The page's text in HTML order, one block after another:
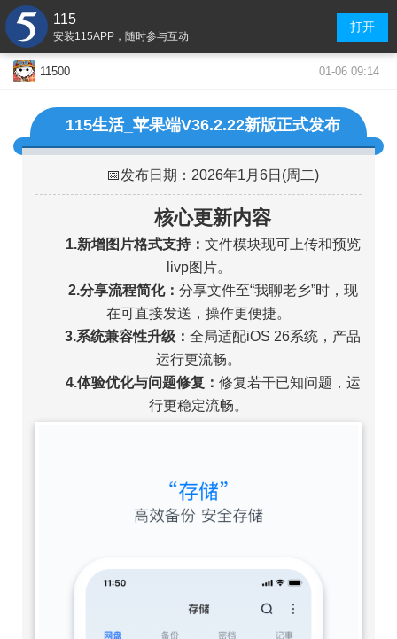
115
安装115APP，随时参与互动
打开
11500 01-06 09:14
115生活_苹果端V36.2.22新版正式发布
📅发布日期：2026年1月6日(周二)
核心更新内容
1.新增图片格式支持： 文件模块现可上传和预览
livp图片。
2.分享流程简化： 分享文件至“我聊老乡”时，现
在可直接发送，操作更便捷。
3.系统兼容性升级： 全局适配iOS 26系统，产品
运行更流畅。
4.体验优化与问题修复： 修复若干已知问题，运
行更稳定流畅。